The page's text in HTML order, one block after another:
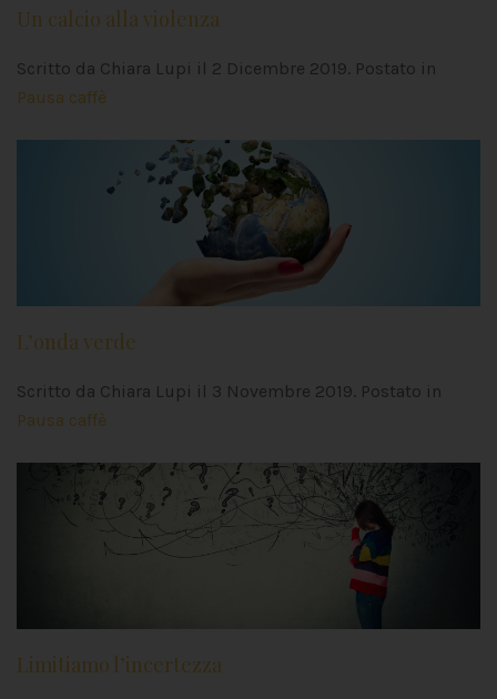
Un calcio alla violenza
Scritto da Chiara Lupi il 2 Dicembre 2019. Postato in
Pausa caffè
L’onda verde
Scritto da Chiara Lupi il 3 Novembre 2019. Postato in
Pausa caffè
Limitiamo l’incertezza